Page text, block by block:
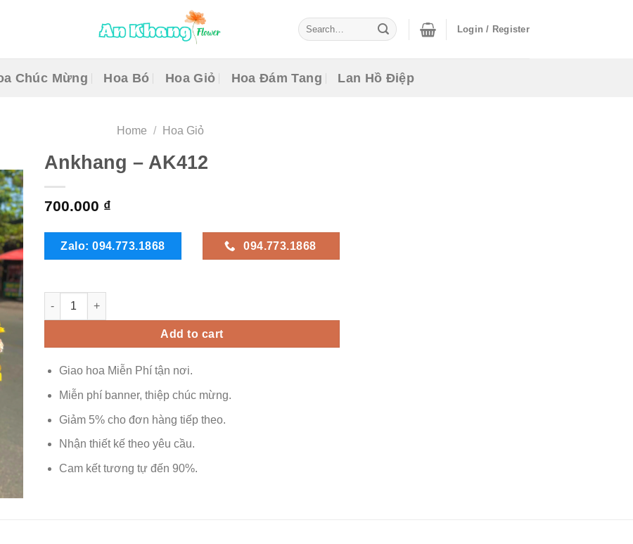
Search
for:
Login / Register
Chúc Mừng Hoa Bó Hoa Giỏ Hoa Đám Tang Lan Hồ Điệp
Home / Hoa Giỏ
Ankhang – AK412
700.000 ₫
Zalo: 094.773.1868 094.773.1868
Ankhang - AK412 quantity
Add to cart
Giao hoa Miễn Phí tận nơi.
Miễn phí banner, thiệp chúc mừng.
Giảm 5% cho đơn hàng tiếp theo.
Nhận thiết kế theo yêu cầu.
Cam kết tương tự đến 90%.